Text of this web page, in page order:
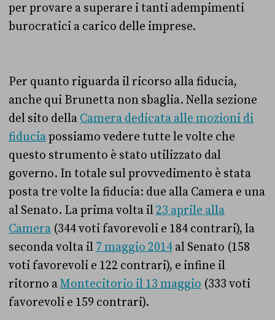
per provare a superare i tanti adempimenti
burocratici a carico delle imprese.
Per quanto riguarda il ricorso alla fiducia,
anche qui Brunetta non sbaglia. Nella sezione
del sito della Camera dedicata alle mozioni di
fiduciapossiamo vedere tutte le volte che
questo strumento è stato utilizzato dal
governo. In totale sul provvedimento è stata
posta tre volte la fiducia: due alla Camera e una
al Senato. La prima volta il23 aprile alla
Camera (344 voti favorevoli e 184 contrari), la
seconda volta il 7 maggio 2014 al Senato (158
voti favorevoli e 122 contrari), e infine il
ritorno aMontecitorio il 13 maggio (333 voti
favorevoli e 159 contrari).